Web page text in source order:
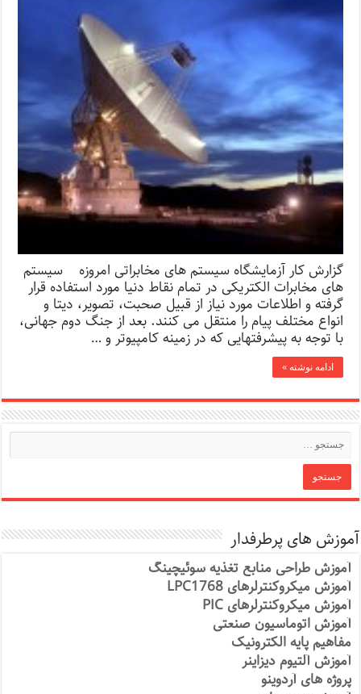
گزارش کار آزمایشگاه سیستم های مخابراتی امروزه سیستم
های مخابرات الکتریکی در تمام نقاط دنیا مورد استفاده قرار
گرفته و اطلاعات مورد نیاز از قبیل صحبت، تصویر، دیتا و
انواع مختلف پیام را منتقل می کنند. بعد از جنگ دوم جهانی،
با توجه به پیشرفتهایی که در زمینه کامپیوتر و …
ادامه نوشته »
آموزش های پرطرفدار
آموزش طراحی منابع تغذیه سوئیچینگ
آموزش میکروکنترلرهای LPC1768
آموزش میکروکنترلرهای PIC
آموزش اتوماسیون صنعتی
مفاهیم پایه الکترونیک
آموزش آلتیوم دیزاینر
پروژه های آردوینو